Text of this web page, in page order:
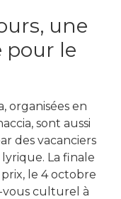
une
pour le
organisées en
sont aussi
des vacanciers
La finale
le 4 octobre
culturel à